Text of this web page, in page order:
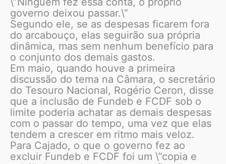
governo deixou passar.\”
Segundo ele, se as despesas ficarem fora
do arcabouço, elas seguirão sua própria
dinâmica, mas sem nenhum benefício para
o conjunto dos demais gastos.
Em maio, quando houve a primeira
discussão do tema na Câmara, o secretário
do Tesouro Nacional, Rogério Ceron, disse
que a inclusão de Fundeb e FCDF sob o
limite poderia achatar as demais despesas
com o passar do tempo, uma vez que elas
tendem a crescer em ritmo mais veloz.
Para Cajado, o que o governo fez ao
excluir Fundeb e FCDF foi um \”copia e